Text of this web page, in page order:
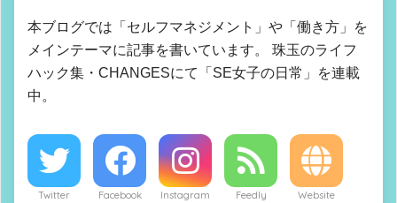
本ブログでは「セルフマネジメント」や「働き方」を
メインテーマに記事を書いています。 珠玉のライフ
ハック集・CHANGESにて「SE女子の日常」を連載
中。
Twitter Facebook Instagram Feedly Website